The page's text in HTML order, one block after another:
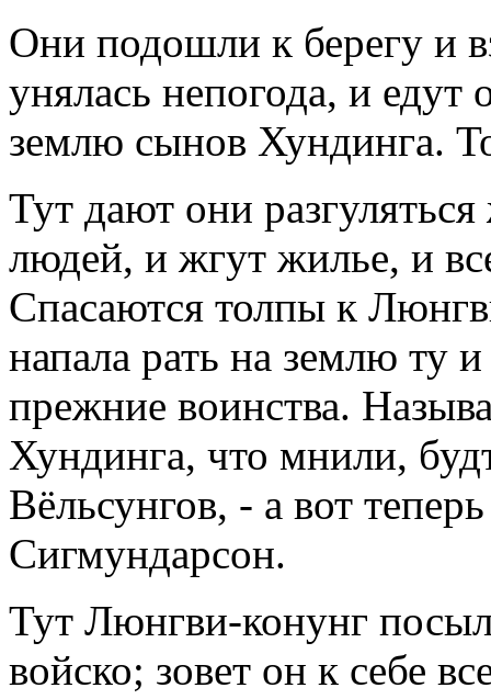
Они подошли к берегу и
унялась непогода, и
землю сынов Хундинга.
Тут дают они
людей, и жгут жилье, и
Спасаются толпы к
напала рать на землю ту и
прежние воинства.
Хундинга, что мнили,
Вёльсунгов, - а вот
Сигмундарсон.
Тут Люнгви-конунг
войско; зовет он к себе